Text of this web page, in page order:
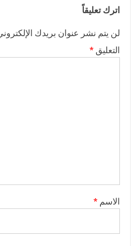
اترك تعليقاً
لن يتم نشر عنوان بريدك
التعليق *
الاسم *